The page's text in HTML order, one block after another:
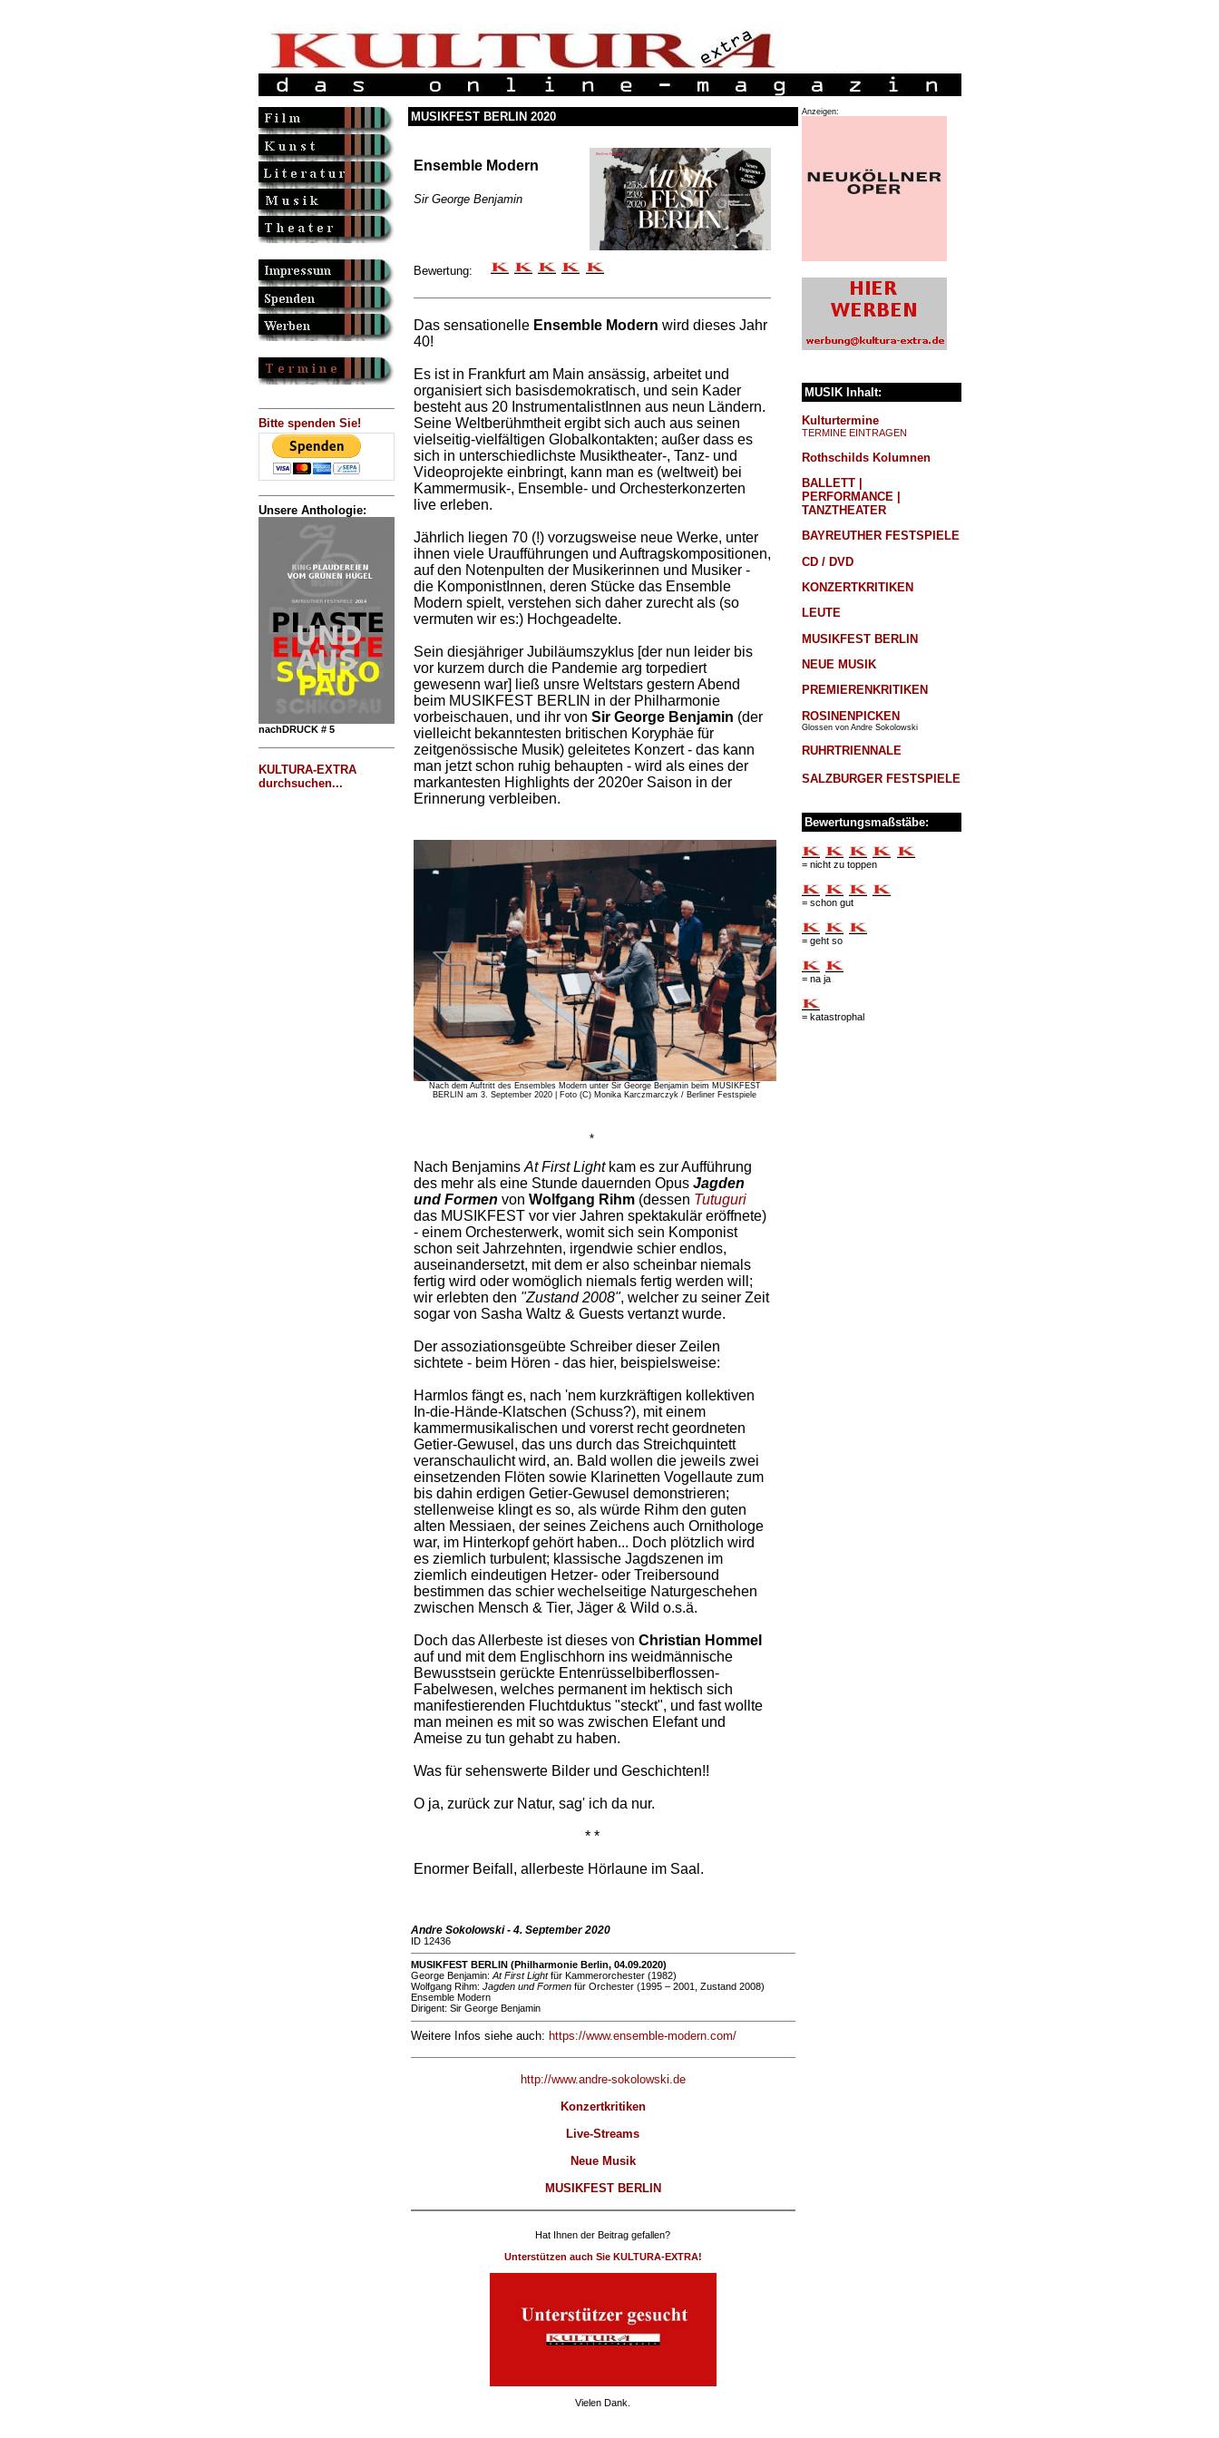
Bitte spenden Sie!
Unsere Anthologie:
nachDRUCK # 5
KULTURA-EXTRA
durchsuchen...
MUSIKFEST BERLIN 2020
Ensemble Modern
Sir George Benjamin
Bewertung:
Das sensationelle Ensemble Modern wird dieses Jahr
40!
Es ist in Frankfurt am Main ansässig, arbeitet und
organisiert sich basisdemokratisch, und sein Kader
besteht aus 20 InstrumentalistInnen aus neun Ländern.
Seine Weltberühmtheit ergibt sich auch aus seinen
vielseitig-vielfältigen Globalkontakten; außer dass es
sich in unterschiedlichste Musiktheater-, Tanz- und
Videoprojekte einbringt, kann man es (weltweit) bei
Kammermusik-, Ensemble- und Orchesterkonzerten
live erleben.
Jährlich liegen 70 (!) vorzugsweise neue Werke, unter
ihnen viele Uraufführungen und Auftragskompositionen,
auf den Notenpulten der Musikerinnen und Musiker -
die KomponistInnen, deren Stücke das Ensemble
Modern spielt, verstehen sich daher zurecht als (so
vermuten wir es:) Hochgeadelte.
Sein diesjähriger Jubiläumszyklus [der nun leider bis
vor kurzem durch die Pandemie arg torpediert
gewesenn war] ließ unsre Weltstars gestern Abend
beim MUSIKFEST BERLIN in der Philharmonie
vorbeischauen, und ihr von Sir George Benjamin (der
vielleicht bekanntesten britischen Koryphäe für
zeitgenössische Musik) geleitetes Konzert - das kann
man jetzt schon ruhig behaupten - wird als eines der
markantesten Highlights der 2020er Saison in der
Erinnerung verbleiben.
Nach dem Auftritt des Ensembles Modern unter Sir George Benjamin beim MUSIKFEST
BERLIN am 3. September 2020 | Foto (C) Monika Karczmarczyk / Berliner Festspiele
*
Nach Benjamins At First Lightkam es zur Aufführung
des mehr als eine Stunde dauernden Opus Jagden
und Formen von Wolfgang Rihm(dessen Tutuguri
das MUSIKFEST vor vier Jahren spektakulär eröffnete)
- einem Orchesterwerk, womit sich sein Komponist
schon seit Jahrzehnten, irgendwie schier endlos,
auseinandersetzt, mit dem er also scheinbar niemals
fertig wird oder womöglich niemals fertig werden will;
wir erlebten den "Zustand 2008", welcher zu seiner Zeit
sogar von Sasha Waltz & Guests vertanzt wurde.
Der assoziationsgeübte Schreiber dieser Zeilen
sichtete - beim Hören - das hier, beispielsweise:
Harmlos fängt es, nach 'nem kurzkräftigen kollektiven
In-die-Hände-Klatschen (Schuss?), mit einem
kammermusikalischen und vorerst recht geordneten
Getier-Gewusel, das uns durch das Streichquintett
veranschaulicht wird, an. Bald wollen die jeweils zwei
einsetzenden Flöten sowie Klarinetten Vogellaute zum
bis dahin erdigen Getier-Gewusel demonstrieren;
stellenweise klingt es so, als würde Rihm den guten
alten Messiaen, der seines Zeichens auch Ornithologe
war, im Hinterkopf gehört haben... Doch plötzlich wird
es ziemlich turbulent; klassische Jagdszenen im
ziemlich eindeutigen Hetzer- oder Treibersound
bestimmen das schier wechelseitige Naturgeschehen
zwischen Mensch & Tier, Jäger & Wild o.s.ä.
Doch das Allerbeste ist dieses von Christian Hommel
auf und mit dem Englischhorn ins weidmännische
Bewusstsein gerückte Entenrüsselbiberflossen-
Fabelwesen, welches permanent im hektisch sich
manifestierenden Fluchtduktus "steckt", und fast wollte
man meinen es mit so was zwischen Elefant und
Ameise zu tun gehabt zu haben.
Was für sehenswerte Bilder und Geschichten!!
O ja, zurück zur Natur, sag' ich da nur.
* *
Enormer Beifall, allerbeste Hörlaune im Saal.
Andre Sokolowski - 4. September 2020
ID 12436
MUSIKFEST BERLIN (Philharmonie Berlin, 04.09.2020)
George Benjamin: At First Lightfür Kammerorchester (1982)
Wolfgang Rihm: Jagden und Formenfür Orchester (1995 – 2001, Zustand 2008)
Ensemble Modern
Dirigent: Sir George Benjamin
Weitere Infos siehe auch: https://www.ensemble-modern.com/
http://www.andre-sokolowski.de
Konzertkritiken
Live-Streams
Neue Musik
MUSIKFEST BERLIN
Hat Ihnen der Beitrag gefallen?
Unterstützen auch Sie KULTURA-EXTRA!
Vielen Dank.
Anzeigen:
MUSIK Inhalt:
Kulturtermine
TERMINE EINTRAGEN
Rothschilds Kolumnen
BALLETT |
PERFORMANCE |
TANZTHEATER
BAYREUTHER FESTSPIELE
CD / DVD
KONZERTKRITIKEN
LEUTE
MUSIKFEST BERLIN
NEUE MUSIK
PREMIERENKRITIKEN
ROSINENPICKEN
Glossen von Andre Sokolowski
RUHRTRIENNALE
SALZBURGER FESTSPIELE
Bewertungsmaßstäbe:
= nicht zu toppen
= schon gut
= geht so
= na ja
= katastrophal